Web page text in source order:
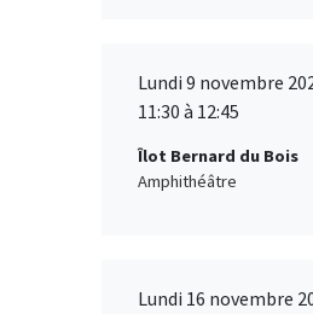
Lundi 9 novembre
11:30 à 12:45
Îlot Bernard du Bois
Amphithéâtre
Lundi 16 novembre